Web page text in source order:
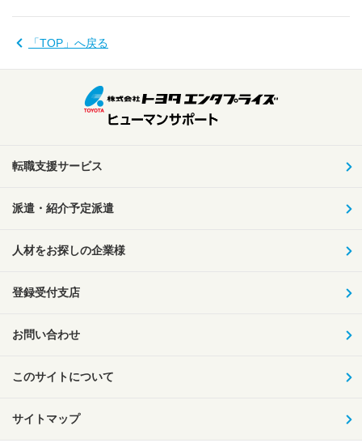
「TOP」へ戻る
転職支援サービス
派遣・紹介予定派遣
人材をお探しの企業様
登録受付支店
お問い合わせ
このサイトについて
サイトマップ